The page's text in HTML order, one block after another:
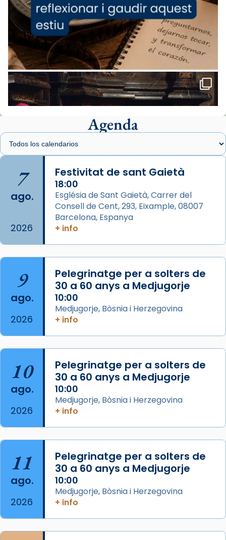
L’arquebisbe de Barcelona, el cardenal Joan
Josep Omella, ha presidit la missa i l’ha
concelebrat el bisbe auxiliar de Barcelona,
Mons. David Abadías.
📸 Dr. G. Simón
Foto
View on Facebook Share
Arquebisbat de Barcelona
1 week ago
Memòria de les santes Juliana i
Semproniana, verges i màrtirs.
Acompanyant la història de sant Cugat, a
partir de l’Edat Mitjana sorgeix la tradició
que les santes Juliana (“relatiu a Júlia”) i
Semproniana (“relatiu a Semprònia =
eterna”) són deixebles seves. I l’any 1667, el
frare Joan Gaspar Roig, afirma en una obra
que les santes són filles de l’antiga Iluro.
Mataró en reivindicarà les relíq
...Ver más
Foto
View on Facebook
Jaume, fill de Zebedeu, és juntament amb el
seu germà Joan i Pere un dels que
acompanyava més de prop Jesús.
Segons el llibre dels Fets (12,2) fou el primer
apòstol màrtir, decapitat a Jerusalem per
Herodes Agripa (vers l'any 44).
Patró de Galícia, després de les invasions
musulmanes fou venerat com a patró dels
Regnes castellans i més tard de tota
Espanya.
Agenda
7
ago.
2026
Festivitat de sant Gaietà
18:00
Església de Sant Gaietà, Carrer del
Consell de Cent, 293, Eixample, 08007
Barcelona, Espanya
+ info
9
ago.
2026
Pelegrinatge per a solters de
30 a 60 anys a Medjugorje
10:00
Medjugorje, Bòsnia i Herzegovina
+ info
10
ago.
2026
Pelegrinatge per a solters de
30 a 60 anys a Medjugorje
10:00
Medjugorje, Bòsnia i Herzegovina
+ info
11
ago.
2026
Pelegrinatge per a solters de
30 a 60 anys a Medjugorje
10:00
Medjugorje, Bòsnia i Herzegovina
+ info